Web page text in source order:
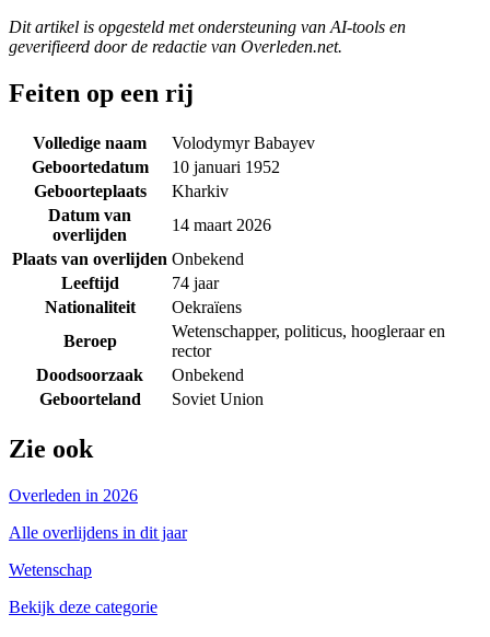
Dit artikel is opgesteld met ondersteuning van AI-tools en
geverifieerd door de redactie van Overleden.net.
Feiten op een rij
Volledige naam
Volodymyr Babayev
Geboortedatum
10 januari 1952
Geboorteplaats
Kharkiv
Datum van
overlijden
14 maart 2026
Plaats van overlijden Onbekend
Leeftijd
74 jaar
Nationaliteit
Oekraïens
Beroep
Wetenschapper, politicus, hoogleraar en
rector
Doodsoorzaak
Onbekend
Geboorteland
Soviet Union
Zie ook
Overleden in 2026
Alle overlijdens in dit jaar
Wetenschap
Bekijk deze categorie